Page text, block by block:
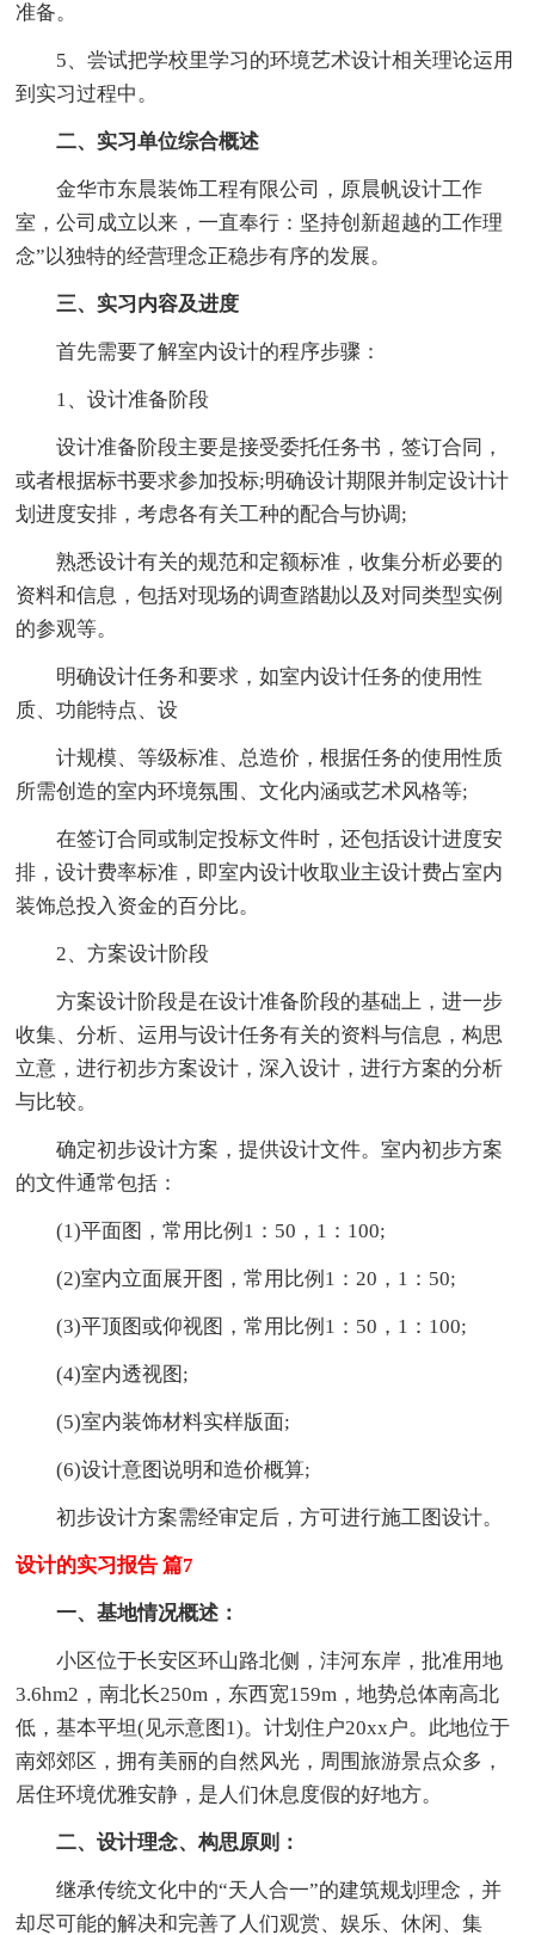
准备。
5、尝试把学校里学习的环境艺术设计相关理论运用
到实习过程中。
二、实习单位综合概述
金华市东晨装饰工程有限公司，原晨帆设计工作
室，公司成立以来，一直奉行：坚持创新超越的工作理
念”以独特的经营理念正稳步有序的发展。
三、实习内容及进度
首先需要了解室内设计的程序步骤：
1、设计准备阶段
设计准备阶段主要是接受委托任务书，签订合同，
或者根据标书要求参加投标;明确设计期限并制定设计计
划进度安排，考虑各有关工种的配合与协调;
熟悉设计有关的规范和定额标准，收集分析必要的
资料和信息，包括对现场的调查踏勘以及对同类型实例
的参观等。
明确设计任务和要求，如室内设计任务的使用性
质、功能特点、设
计规模、等级标准、总造价，根据任务的使用性质
所需创造的室内环境氛围、文化内涵或艺术风格等;
在签订合同或制定投标文件时，还包括设计进度安
排，设计费率标准，即室内设计收取业主设计费占室内
装饰总投入资金的百分比。
2、方案设计阶段
方案设计阶段是在设计准备阶段的基础上，进一步
收集、分析、运用与设计任务有关的资料与信息，构思
立意，进行初步方案设计，深入设计，进行方案的分析
与比较。
确定初步设计方案，提供设计文件。室内初步方案
的文件通常包括：
(1)平面图，常用比例1：50，1：100;
(2)室内立面展开图，常用比例1：20，1：50;
(3)平顶图或仰视图，常用比例1：50，1：100;
(4)室内透视图;
(5)室内装饰材料实样版面;
(6)设计意图说明和造价概算;
初步设计方案需经审定后，方可进行施工图设计。
设计的实习报告 篇7
一、基地情况概述：
小区位于长安区环山路北侧，沣河东岸，批准用地
3.6hm2，南北长250m，东西宽159m，地势总体南高北
低，基本平坦(见示意图1)。计划住户20xx户。此地位于
南郊郊区，拥有美丽的自然风光，周围旅游景点众多，
居住环境优雅安静，是人们休息度假的好地方。
二、设计理念、构思原则：
继承传统文化中的“天人合一”的建筑规划理念，并
却尽可能的解决和完善了人们观赏、娱乐、休闲、集